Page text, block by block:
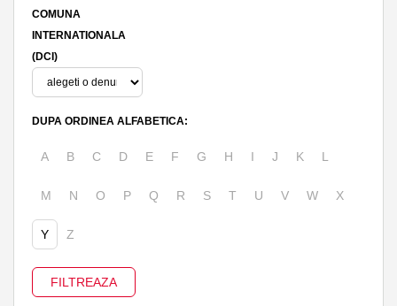
COMUNA
INTERNATIONALA
(DCI)
DUPA ORDINEA ALFABETICA:
A B C D E F G H I J K L
M N O P Q R S T U V W X
Y Z